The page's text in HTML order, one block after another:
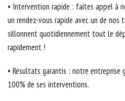
• Intervention rapide : faites appel à
un rendez-vous rapide avec un de nos
sillonnent quotidiennement tout le
rapidement !
• Résultats garantis : notre
100% de ses interventions.